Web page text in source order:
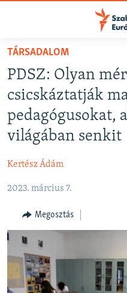
Akadálymentes
Ugrás
fő
oldalra
tartalomjegyzékre
keresésre
NAPIRENDEN
AKTUÁLIS
PODCASTOK
VIDEÓK
SZABADON
TÁRSADALOM
DEMOKRÁCIA
A PÉNZ NYOMÁBAN
EURÓPAI UNIÓ
TÁRSADALOM
PDSZ: Olyan
csicskáztatják
pedagógusokat,
világában senkit
Kertész Ádám
2023. március 7.
Megosztás